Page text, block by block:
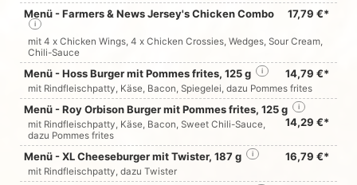
Menü - Farmers & News Jersey's Chicken Combo 17,79 €*
i
mit 4 x Chicken Wings, 4 x Chicken Crossies, Wedges, Sour Cream,
Chili-Sauce
Menü - Hoss Burger mit Pommes frites, 125 g 14,79 €*
i
mit Rindfleischpatty, Käse, Bacon, Spiegelei, dazu Pommes frites
Menü - Roy Orbison Burger mit Pommes frites, 125 g
14,29 €*
i
mit Rindfleischpatty, Käse, Bacon, Sweet Chili-Sauce,
dazu Pommes frites
Menü - XL Cheeseburger mit Twister, 187 g 16,79 €*
i
mit Rindfleischpatty, dazu Twister